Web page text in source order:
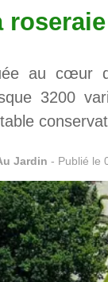
au cœur
3200
Jardin - Publié le